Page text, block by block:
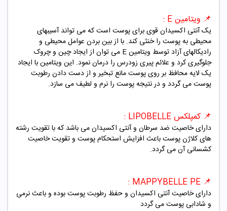
📌 ویتامین E :
یک آنتی اکسیدان قوی برای پوست است که می تواند آسیبهای
محیطی به پوست را خنثی کند. با از بین بردن عوامل محیطی و
رادیکالهای آزاد توسط ویتامین E می توان از ایجاد چین و چروک
جلوگیری کرد و علائم پیری زودرس را درمان نمود. این ویتامین با ایجاد
یک لایه محافظ بر روی پوست مانع تبخیر و از دست دادن رطوبت
پوست می گردد و در نتیجه پوست را نرم و لطیف می سازد.
📌 کمپلکس LIPOBELLE :
دارای خاصیت ضد سرطان و آنتی اکسیدان می باشد که با تقویت رشته
های کلاژن پوست باعث افزایش استحکام پوست و تقویت خاصیت
کشسانی آن می گردد.
📌 MAPPYBELLE PE :
دارای خاصیت آنتی اکسیدان و حفظ رطوبت پوست بوده و باعث نرمی
و شادابی پوست می گردد